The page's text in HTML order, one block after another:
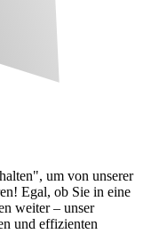
um von unserer
Egal, ob Sie in eine
weiter – unser
und effizienten